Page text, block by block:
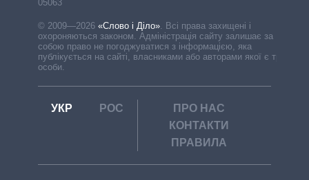
05063
© 2009—2026 «Слово і Діло». Всі права захищені і
охороняються законом. Адміністрація сайту залишає за
собою право не погоджуватися з інформацією, яка
публікується на сайті, власниками або авторами якої є треті
особи.
УКР РОС
ПРО НАС
КОНТАКТИ
ПРАВИЛА